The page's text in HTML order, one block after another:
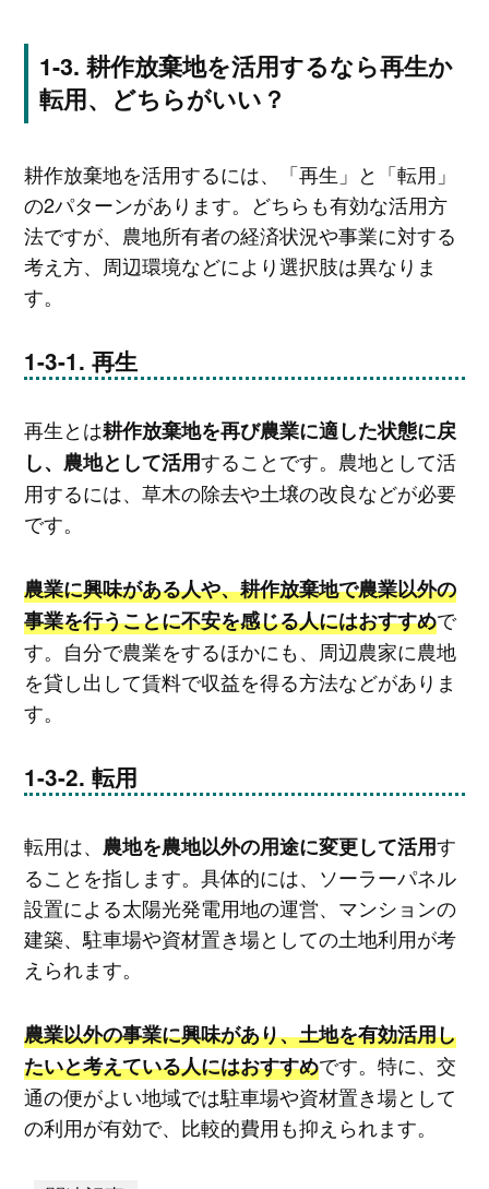
耕作放棄地を活用するなら再生か
転用、どちらがいい？
耕作放棄地を活用するには、「再生」と「転用」
の2パターンがあります。どちらも有効な活用方
法ですが、農地所有者の経済状況や事業に対する
考え方、周辺環境などにより選択肢は異なりま
す。
再生
再生とは耕作放棄地を再び農業に適した状態に戻
し、農地として活用することです。農地として活
用するには、草木の除去や土壌の改良などが必要
です。
農業に興味がある人や、耕作放棄地で農業以外の
事業を行うことに不安を感じる人にはおすすめで
す。自分で農業をするほかにも、周辺農家に農地
を貸し出して賃料で収益を得る方法などがありま
す。
転用
転用は、 農地を農地以外の用途に変更して活用す
ることを指します。具体的には、ソーラーパネル
設置による太陽光発電用地の運営、マンションの
建築、駐車場や資材置き場としての土地利用が考
えられます。
農業以外の事業に興味があり、土地を有効活用し
たいと考えている人にはおすすめです。特に、交
通の便がよい地域では駐車場や資材置き場として
の利用が有効で、比較的費用も抑えられます。